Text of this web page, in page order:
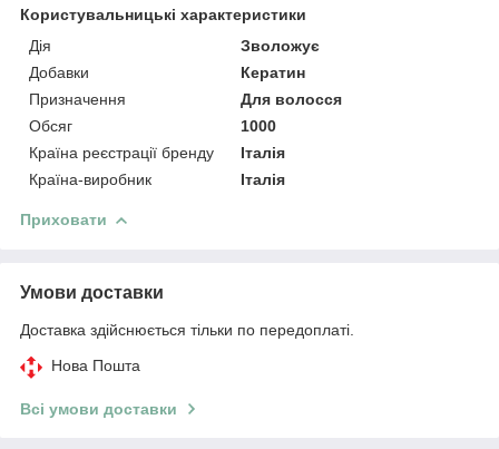
Користувальницькі характеристики
Дія
Зволожує
Добавки
Кератин
Призначення
Для волосся
Обсяг
1000
Країна реєстрації бренду
Італія
Країна-виробник
Італія
Приховати
Умови доставки
Доставка здійснюється тільки по передоплаті.
Нова Пошта
Всі умови доставки